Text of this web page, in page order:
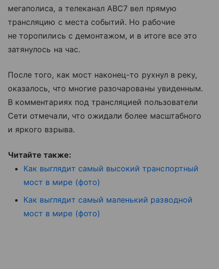
мегаполиса, а телеканал ABC7 вел прямую
трансляцию с места событий. Но рабочие
не торопились с демонтажом, и в итоге все это
затянулось на час.
После того, как мост наконец-то рухнул в реку,
оказалось, что многие разочарованы увиденным.
В комментариях под трансляцией пользователи
Сети отмечали, что ожидали более масштабного
и яркого взрыва.
Читайте также:
Как выглядит самый высокий транспортный
мост в мире (фото)
Как выглядит самый маленький разводной
мост в мире (фото)